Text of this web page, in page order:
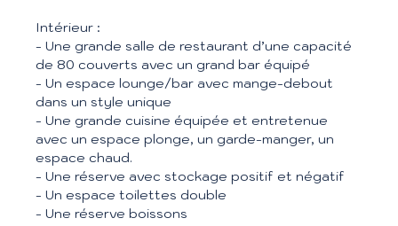
Intérieur :
- Une grande salle de restaurant d’une capacité
de 80 couverts avec un grand bar équipé
- Un espace lounge/bar avec mange-debout
dans un style unique
- Une grande cuisine équipée et entretenue
avec un espace plonge, un garde-manger, un
espace chaud.
- Une réserve avec stockage positif et négatif
- Un espace toilettes double
- Une réserve boissons